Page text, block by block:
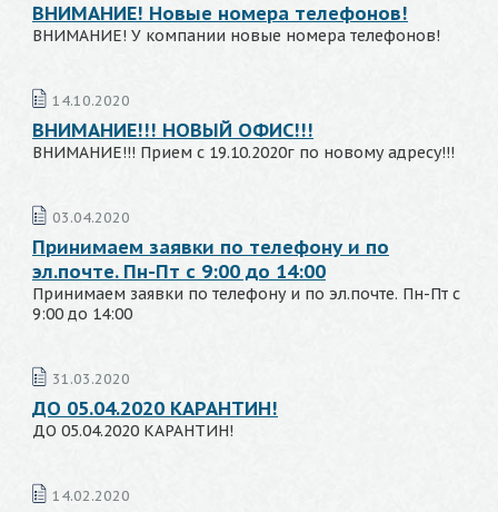
ВНИМАНИЕ! Новые номера телефонов!
ВНИМАНИЕ! У компании новые номера телефонов!
14.10.2020
ВНИМАНИЕ!!! НОВЫЙ ОФИС!!!
ВНИМАНИЕ!!! Прием с 19.10.2020г по новому адресу!!!
03.04.2020
Принимаем заявки по телефону и по
эл.почте. Пн-Пт с 9:00 до 14:00
Принимаем заявки по телефону и по эл.почте. Пн-Пт с
9:00 до 14:00
31.03.2020
ДО 05.04.2020 КАРАНТИН!
ДО 05.04.2020 КАРАНТИН!
14.02.2020